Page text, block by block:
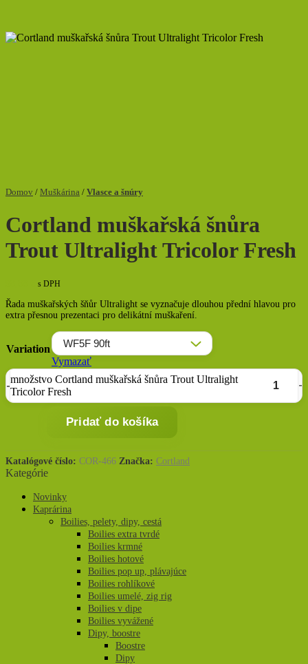
Domov / Muškárina / Vlasce a šnúry
Cortland muškařská šnůra
Trout Ultralight Tricolor Fresh
s DPH
Řada muškařských šňůr Ultralight se vyznačuje dlouhou přední hlavou pro
extra přesnou prezentaci pro delikátní muškaření.
Variation
Vymazať
množstvo Cortland muškařská šnůra Trout Ultralight
Tricolor Fresh
Pridať do košíka
Katalógové číslo: COR-466 Značka: Cortland
Kategórie
Novinky
Kaprárina
Boilies, pelety, dipy, cestá
Boilies extra tvrdé
Boilies krmné
Boilies hotové
Boilies pop up, plávajúce
Boilies rohlíkové
Boilies umelé, zig rig
Boilies v dipe
Boilies vyvážené
Dipy, boostre
Boostre
Dipy